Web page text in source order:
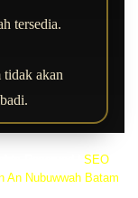
tersedia.
tidak akan
SEO
An Nubuwwah Batam